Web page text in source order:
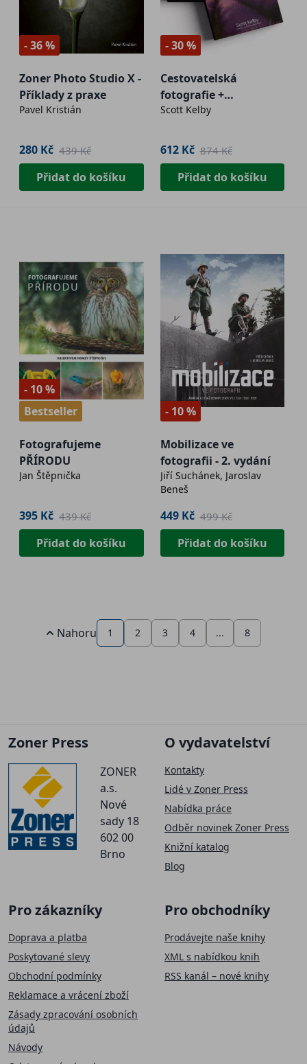
- 36 %
Zoner Photo Studio X -
Příklady z praxe
Pavel Kristián
280 Kč 439 Kč
Přidat do košíku
- 30 %
Cestovatelská
fotografie +
Fotografujeme krajiny
Scott Kelby
612 Kč 874 Kč
Přidat do košíku
- 10 %
Bestseller
Fotografujeme
PŘÍRODU
Jan Štěpnička
395 Kč 439 Kč
Přidat do košíku
- 10 %
Mobilizace ve
fotografii - 2. vydání
Jiří Suchánek, Jaroslav
Beneš
449 Kč 499 Kč
Přidat do košíku
Nahoru 1 2 3 4 ... 8
Zoner Press
ZONER
a.s.
Nové
sady 18
602 00
Brno
O vydavatelství
Kontakty
Lidé v Zoner Press
Nabídka práce
Odběr novinek Zoner Press
Knižní katalog
Blog
Pro zákazníky
Doprava a platba
Poskytované slevy
Obchodní podmínky
Reklamace a vrácení zboží
Zásady zpracování osobních
údajů
Návody
Pro obchodníky
Prodávejte naše knihy
XML s nabídkou knih
RSS kanál – nové knihy